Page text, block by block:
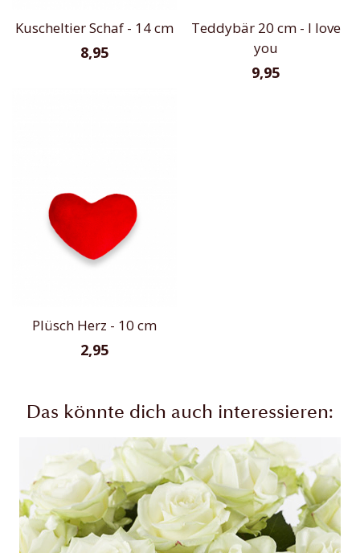
Kuscheltier Schaf - 14 cm
8,95
Teddybär 20 cm - I love
you
9,95
Plüsch Herz - 10 cm
2,95
Das könnte dich auch interessieren: